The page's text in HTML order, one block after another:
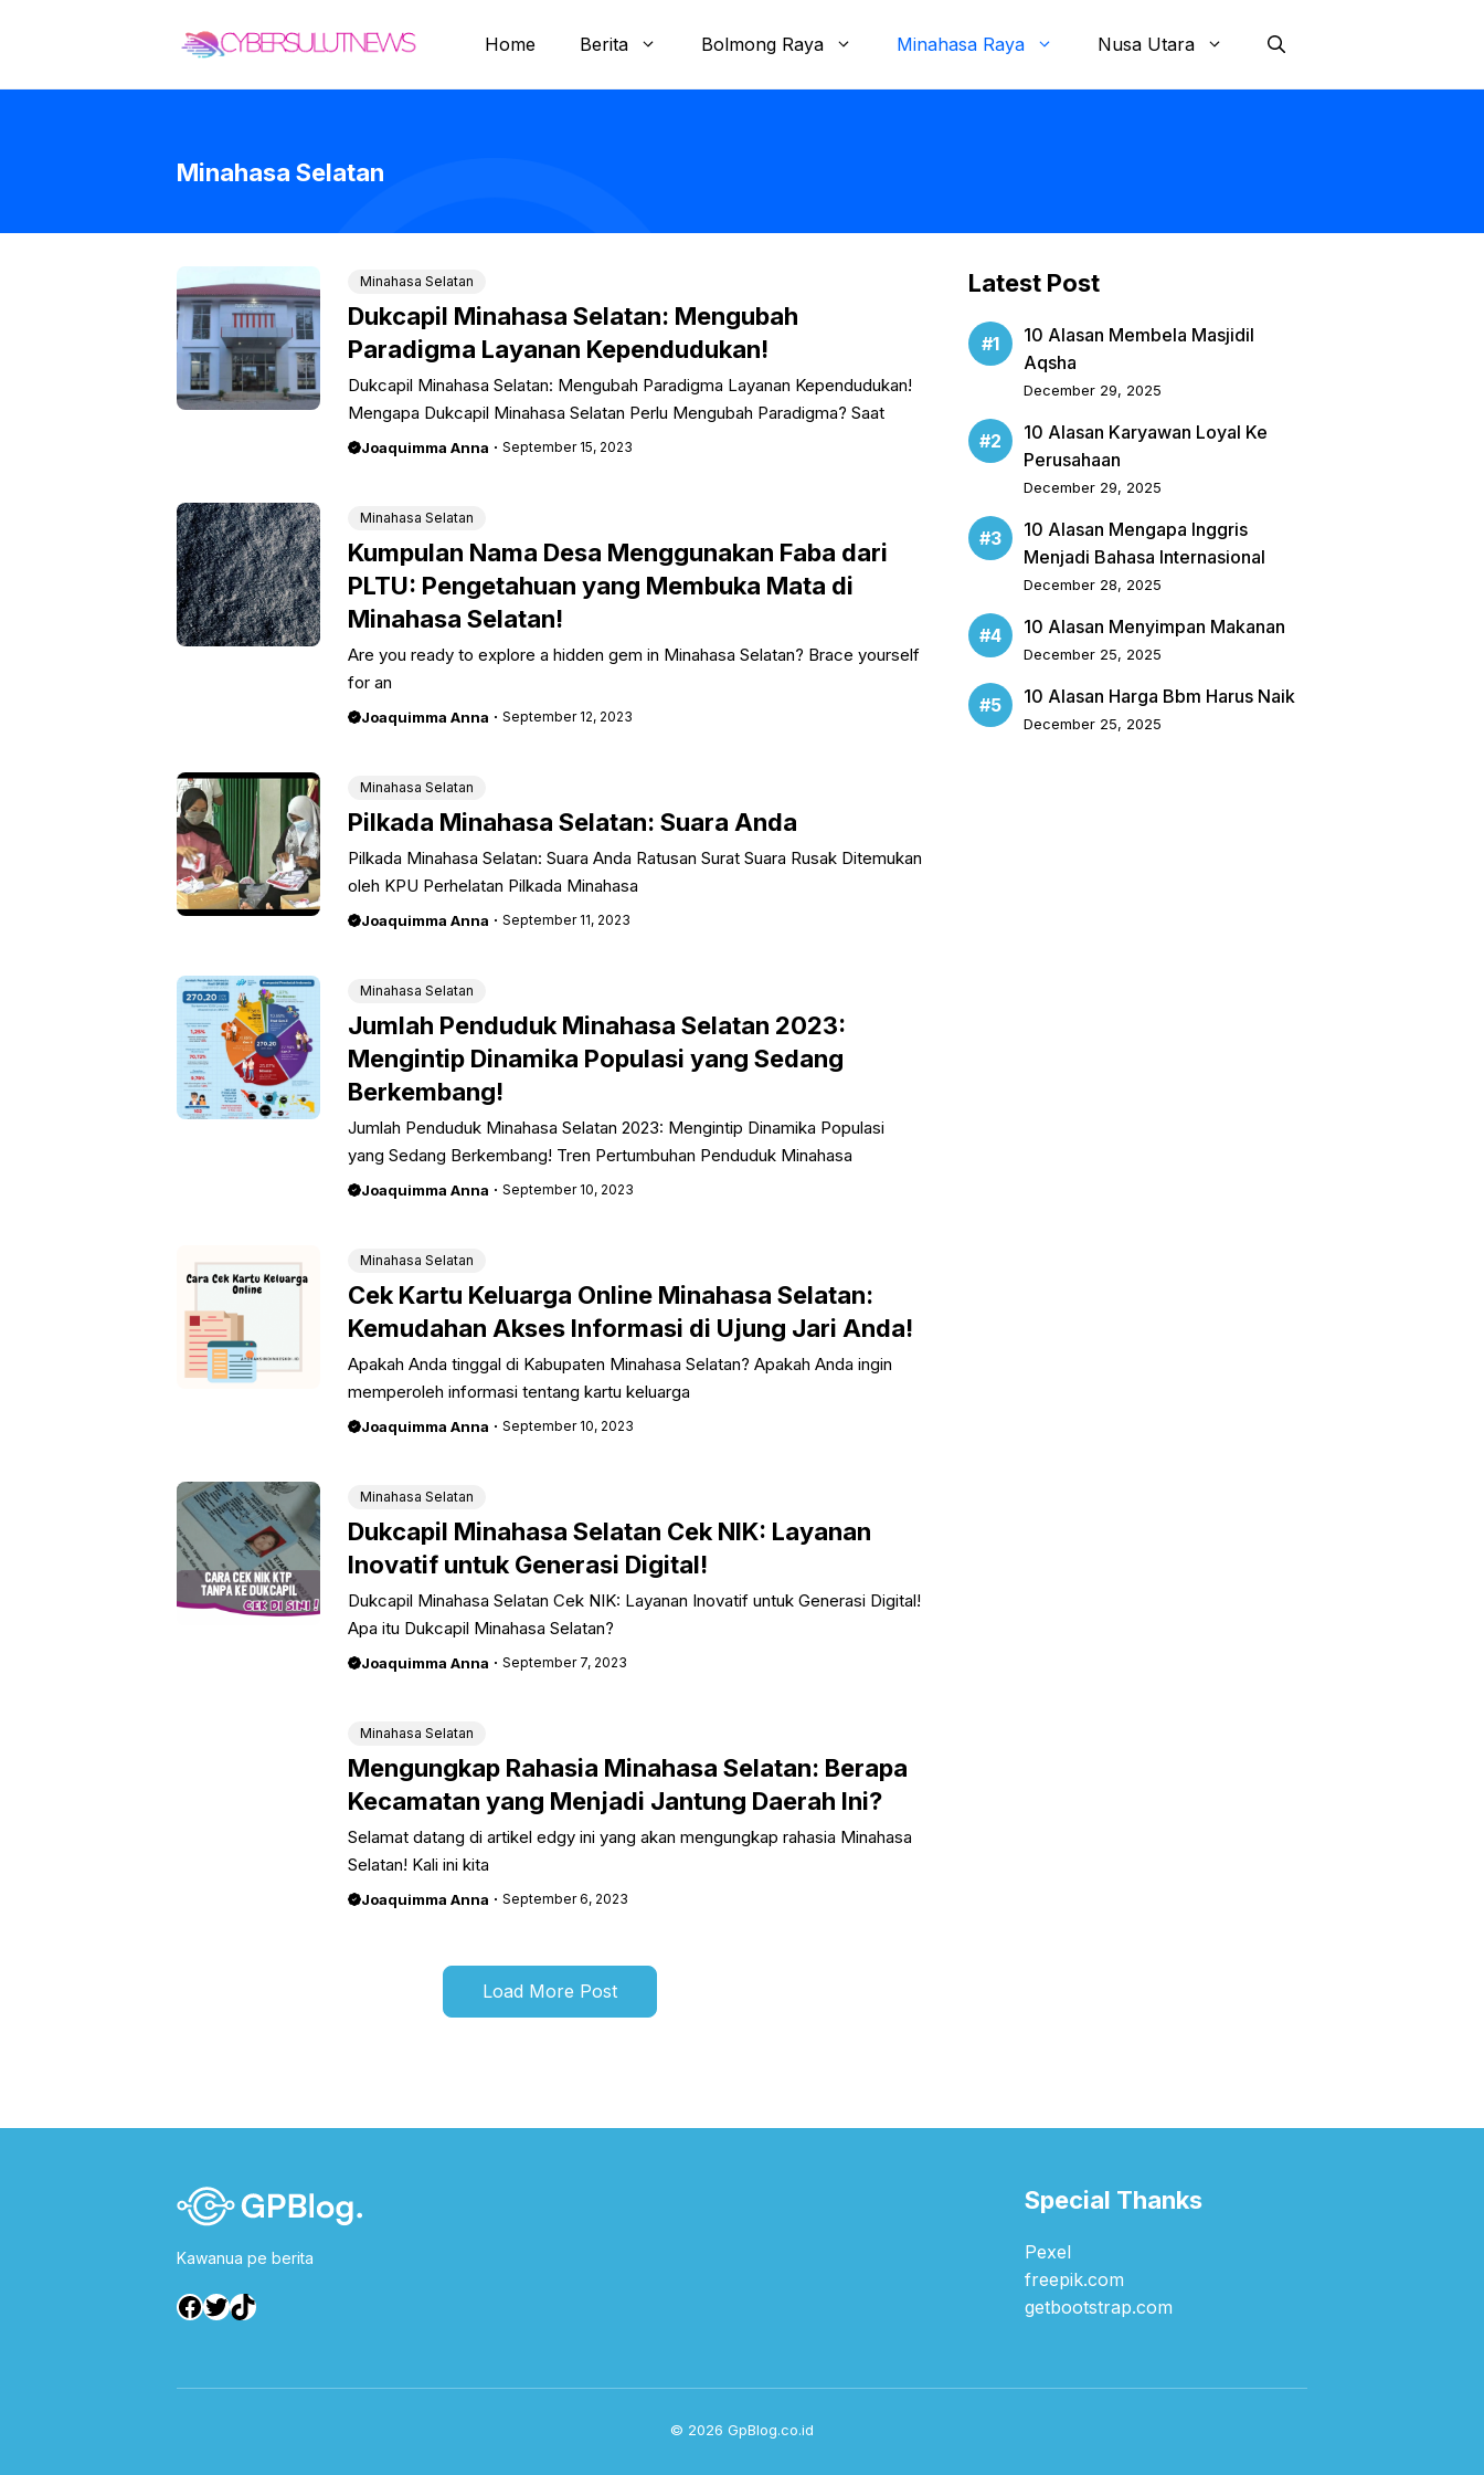
Home Berita Bolmong Raya Minahasa Raya Nusa Utara
Minahasa Selatan
Minahasa Selatan
Dukcapil Minahasa Selatan: Mengubah
Paradigma Layanan Kependudukan!
Dukcapil Minahasa Selatan: Mengubah Paradigma Layanan Kependudukan!
Mengapa Dukcapil Minahasa Selatan Perlu Mengubah Paradigma? Saat
Joaquimma Anna September 15, 2023
Minahasa Selatan
Kumpulan Nama Desa Menggunakan Faba dari
PLTU: Pengetahuan yang Membuka Mata di
Minahasa Selatan!
Are you ready to explore a hidden gem in Minahasa Selatan? Brace yourself
for an
Joaquimma Anna September 12, 2023
Minahasa Selatan
Pilkada Minahasa Selatan: Suara Anda
Pilkada Minahasa Selatan: Suara Anda Ratusan Surat Suara Rusak Ditemukan
oleh KPU Perhelatan Pilkada Minahasa
Joaquimma Anna September 11, 2023
Minahasa Selatan
Jumlah Penduduk Minahasa Selatan 2023:
Mengintip Dinamika Populasi yang Sedang
Berkembang!
Jumlah Penduduk Minahasa Selatan 2023: Mengintip Dinamika Populasi
yang Sedang Berkembang! Tren Pertumbuhan Penduduk Minahasa
Joaquimma Anna September 10, 2023
Minahasa Selatan
Cek Kartu Keluarga Online Minahasa Selatan:
Kemudahan Akses Informasi di Ujung Jari Anda!
Apakah Anda tinggal di Kabupaten Minahasa Selatan? Apakah Anda ingin
memperoleh informasi tentang kartu keluarga
Joaquimma Anna September 10, 2023
Minahasa Selatan
Dukcapil Minahasa Selatan Cek NIK: Layanan
Inovatif untuk Generasi Digital!
Dukcapil Minahasa Selatan Cek NIK: Layanan Inovatif untuk Generasi Digital!
Apa itu Dukcapil Minahasa Selatan?
Joaquimma Anna September 7, 2023
Minahasa Selatan
Mengungkap Rahasia Minahasa Selatan: Berapa
Kecamatan yang Menjadi Jantung Daerah Ini?
Selamat datang di artikel edgy ini yang akan mengungkap rahasia Minahasa
Selatan! Kali ini kita
Joaquimma Anna September 6, 2023
Load More Post
Latest Post
10 Alasan Membela Masjidil
Aqsha
December 29, 2025
10 Alasan Karyawan Loyal Ke
Perusahaan
December 29, 2025
10 Alasan Mengapa Inggris
Menjadi Bahasa Internasional
December 28, 2025
10 Alasan Menyimpan Makanan
December 25, 2025
10 Alasan Harga Bbm Harus Naik
December 25, 2025
Kawanua pe berita
Facebook
Twitter
TikTok
Special Thanks
Pexel
freepik.com
getbootstrap.com
© 2026 GpBlog.co.id